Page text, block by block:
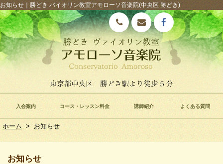
お知らせ｜勝どき バイオリン教室アモローソ音楽院(中央区 勝どき)
入会案内 コース・レッスン料金 講師紹介 よくある質問
ホーム > お知らせ
お知らせ